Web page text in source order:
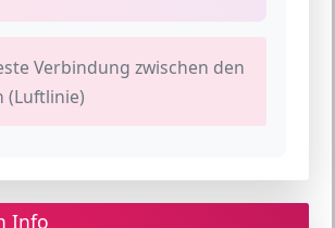
Verbindung zwischen den
(Luftlinie)
Info